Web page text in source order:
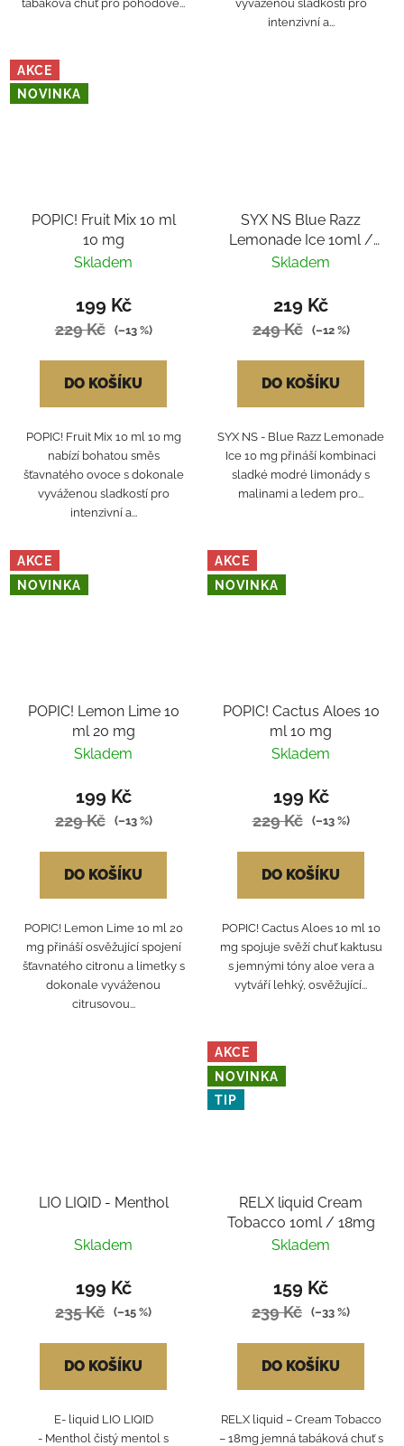
tabáková chuť pro pohodové...
vyváženou sladkostí pro
intenzivní a...
AKCE
NOVINKA
POPIC! Fruit Mix 10 ml
10 mg
Skladem
199 Kč
229 Kč (–13 %)
DO KOŠÍKU
POPIC! Fruit Mix 10 ml 10 mg
nabízí bohatou směs
šťavnatého ovoce s dokonale
vyváženou sladkostí pro
intenzivní a...
SYX NS Blue Razz
Lemonade Ice 10ml /
20mg
Skladem
219 Kč
249 Kč (–12 %)
DO KOŠÍKU
SYX NS - Blue Razz Lemonade
Ice 10 mg přináší kombinaci
sladké modré limonády s
malinami a ledem pro...
AKCE
NOVINKA
POPIC! Lemon Lime 10
ml 20 mg
Skladem
199 Kč
229 Kč (–13 %)
DO KOŠÍKU
POPIC! Lemon Lime 10 ml 20
mg přináší osvěžující spojení
šťavnatého citronu a limetky s
dokonale vyváženou
citrusovou...
AKCE
NOVINKA
POPIC! Cactus Aloes 10
ml 10 mg
Skladem
199 Kč
229 Kč (–13 %)
DO KOŠÍKU
POPIC! Cactus Aloes 10 ml 10
mg spojuje svěží chuť kaktusu
s jemnými tóny aloe vera a
vytváří lehký, osvěžující...
LIO LIQID - Menthol
Skladem
199 Kč
235 Kč (–15 %)
DO KOŠÍKU
E- liquid LIO LIQID
- Menthol čistý mentol s
AKCE
NOVINKA
TIP
RELX liquid Cream
Tobacco 10ml / 18mg
Skladem
159 Kč
239 Kč (–33 %)
DO KOŠÍKU
RELX liquid – Cream Tobacco
– 18mg jemná tabáková chuť s